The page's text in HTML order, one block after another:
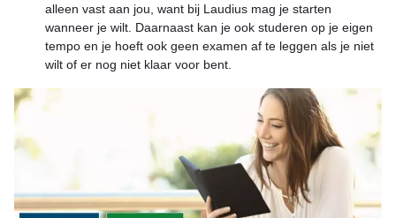
alleen vast aan jou, want bij Laudius mag je starten
wanneer je wilt. Daarnaast kan je ook studeren op je eigen
tempo en je hoeft ook geen examen af te leggen als je niet
wilt of er nog niet klaar voor bent.